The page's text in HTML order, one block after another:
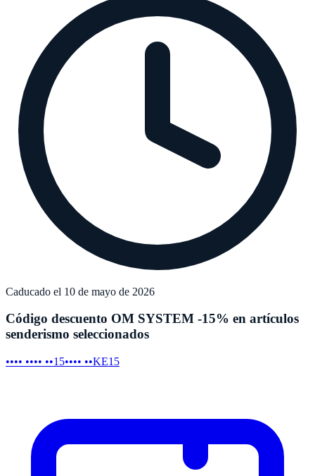
Caducado el 10 de mayo de 2026
Código descuento OM SYSTEM -15% en artículos
senderismo seleccionados
•••• •••• ••15•••• ••KE15